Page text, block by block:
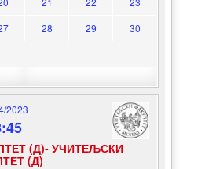
28 29
30
2023
(Д)- УЧИТЕЉСКИ
(Д)